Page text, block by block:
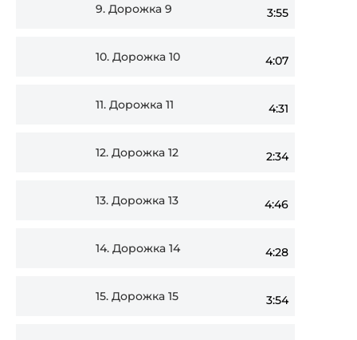
9. Дорожка 9 3:55
10. Дорожка 10 4:07
11. Дорожка 11 4:31
12. Дорожка 12 2:34
13. Дорожка 13 4:46
14. Дорожка 14 4:28
15. Дорожка 15 3:54